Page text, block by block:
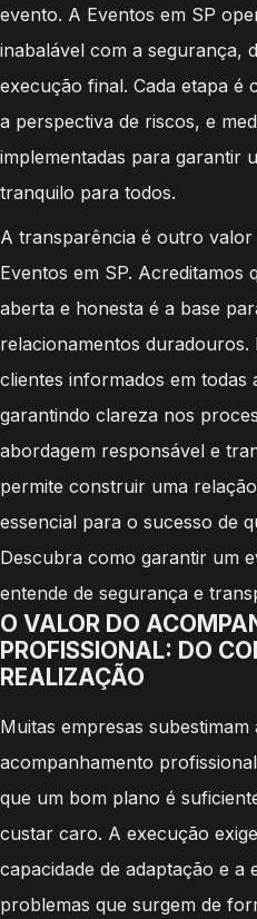
evento. A Eventos em SP
inabalável com a segurança,
execução final. Cada etapa é
a perspectiva de riscos, e
implementadas para garantir
tranquilo para todos.
A transparência é outro
Eventos em SP. Acreditamos
aberta e honesta é a base
relacionamentos
clientes informados em todas
garantindo clareza nos
abordagem responsável e
permite construir uma
essencial para o sucesso de
Descubra como garantir um
entende de segurança e
O VALOR DO
PROFISSIONAL: DO
REALIZAÇÃO
Muitas empresas subestimam
acompanhamento
que um bom plano é
custar caro. A execução
capacidade de adaptação e
problemas que surgem de